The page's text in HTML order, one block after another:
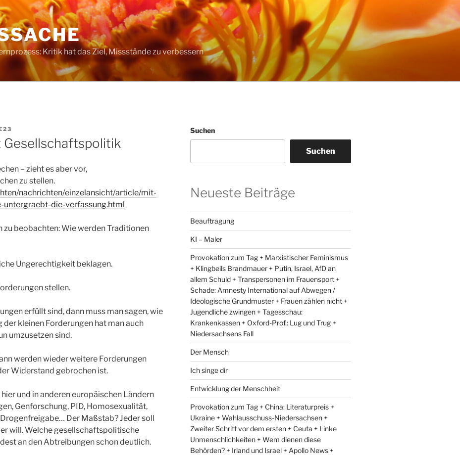
Kritik hat das Ziel, Missstände zu verbessern
Gesellschaftspolitik
– zieht es aber vor,
zu stellen.
nachrichten/einzelansicht/article/mit-
die-verfassung.html
zu beobachten: Wie werden Traditionen
Ungerechtigkeit beklagen.
stellen.
erfüllt sind, dann muss man sagen, wie
der kleinen Forderungen hat man auch
umzusetzen sind.
werden wieder weitere Forderungen
Widerstand gebrochen ist.
und in anderen europäischen Ländern
Genforschung, PID, Homosexualität,
Der Maßstab? Jeder soll
will. Welche gesellschaftspolitische
an den Abtreibungen schon deutlich.
Suchen
Suchen
Neueste Beiträge
Beauftragung
KI – Maler
Provokation zum Tag + Marxistischer Feminismus
+ Klingbeils Brandmauer + Putin, Israel, AfD an
allem Schuld + Transpersonen im Frauensport +
Schade: Amnesty International auf Abwegen /
Ideologische Grundmuster + Frauen zählen nicht +
Jugendliche zwingen + Tagesschau:
Krankenkassen + Oxford-Prof.: Lug und Trug +
Niedersachsens Fall
Der Mensch
Ich singe dir
Entwicklung der Menschheit
Provokation zum Tag + China: Literaturpreis +
Ukraine + Wahlausschuss-Niedersachsen +
Zweiter Schritt vor dem ersten + Ceuta + Linke
Unmenschlichkeiten + Wem dienen diese
Behörden? + Irland und Israel + Apollo News +